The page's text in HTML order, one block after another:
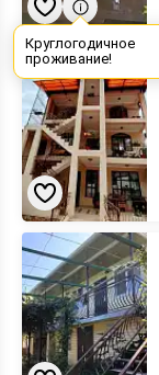
«Дамей»
гостевой
дом
на
карте
«Киви»
частный
сектор
на
карте
Круглогодичное
проживание!